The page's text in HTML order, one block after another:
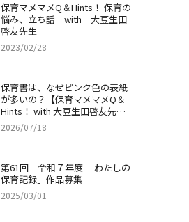
保育マメマメQ＆Hints！ 保育の
悩み、立ち話 with 大豆生田
啓友先生
2023/02/28
保育書は、なぜピンク色の表紙
が多いの？【保育マメマメQ＆
Hints！ with 大豆生田啓友先
生】
2026/07/18
第61回 令和７年度 「わたしの
保育記録」作品募集
2025/03/01